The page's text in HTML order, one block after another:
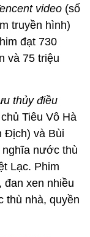
video (số
truyền hình)
đạt 730
và 75 triệu
thủy điều
Tiêu Vô Hà
Địch) và Bùi
nghĩa nước thù
Lạc. Phim
đan xen nhiều
thù nhà, quyền